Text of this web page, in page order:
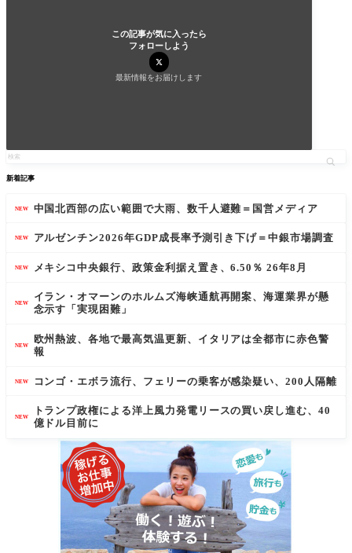
この記事が気に入ったら
フォローしよう
最新情報をお届けします
新着記事
NEW 中国北西部の広い範囲で大雨、数千人避難＝国営メディア
NEW アルゼンチン2026年GDP成長率予測引き下げ＝中銀市場調査
NEW メキシコ中央銀行、政策金利据え置き、6.50％ 26年8月
NEW
イラン・オマーンのホルムズ海峡通航再開案、海運業界が懸
念示す「実現困難」
NEW
欧州熱波、各地で最高気温更新、イタリアは全都市に赤色警
報
NEW コンゴ・エボラ流行、フェリーの乗客が感染疑い、200人隔離
NEW
トランプ政権による洋上風力発電リースの買い戻し進む、40
億ドル目前に